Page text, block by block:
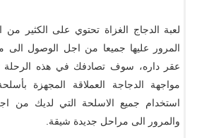
لعبة الدجاج الغزاة تحتوي على الكثير
المرور عليها جميعا من اجل الوصول
عقر داره، سوف تصادفك في هذه الرحلة
مواجهة الدجاجة العملاقة المجهزة
استخدام جميع الاسلحة التي لديك من
والمرور الى مراحل جديدة شيقة.